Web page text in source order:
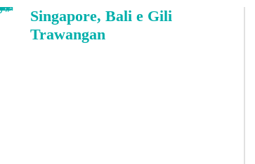
Singapore, Bali e Gili
Trawangan